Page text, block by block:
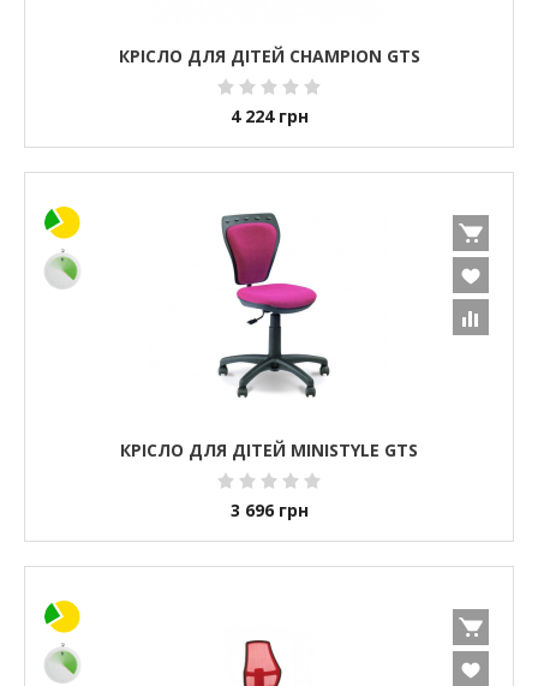
КРІСЛО ДЛЯ ДІТЕЙ CHAMPION GTS
4 224 грн
КРІСЛО ДЛЯ ДІТЕЙ MINISTYLE GTS
3 696 грн